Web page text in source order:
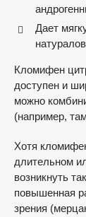
Дает
Кломифен
доступен и
можно
(например,
Хотя
длительном
возникнуть
повышенная
зрения